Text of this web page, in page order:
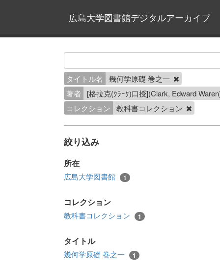
広島大学図書館デジタルアーカイブ
タイトル名
幾何学原礎 巻之一
著者
[格拉克(ｸﾗｰｸ)口授](Clark, Edward
コレクション
教科書コレクション
絞り込み
所在
広島大学図書館 1
コレクション
教科書コレクション 1
タイトル
幾何学原礎 巻之一 1